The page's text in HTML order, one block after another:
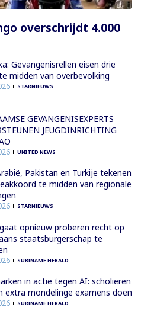
overschrijdt 4.000
Gevangenisrellen eisen drie
midden van overbevolking
STARNIEUWS
GEVANGENISEXPERTS
JEUGDINRICHTING
UNITED NEWS
Pakistan en Turkije tekenen
te midden van regionale
STARNIEUWS
opnieuw proberen recht op
staatsburgerschap te
SURINAME HERALD
in actie tegen AI: scholieren
extra mondelinge examens doen
SURINAME HERALD